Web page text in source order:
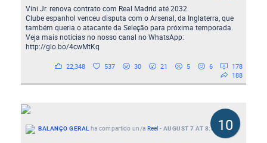
Vini Jr. renova contrato com Real Madrid até 2032.
Clube espanhol venceu disputa com o Arsenal, da Inglaterra, que
também queria o atacante da Seleção para próxima temporada.
Veja mais notícias no nosso canal no WhatsApp:
http://glo.bo/4cwMtKq
22,348 537 30 21 5 6
178
188
10
BALANÇO GERALha compartido un/a Reel - AUGUST 7 AT 8:30 PM